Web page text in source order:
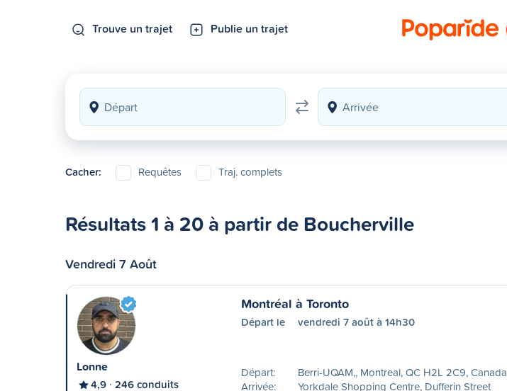
Trouve un trajet Publie un trajet
Cacher: Requêtes Traj. complets
Résultats 1 à 20 à partir de Boucherville
Vendredi 7 Août
Lonne
4,9 246 conduits
Montréal à Toronto
Départ le vendredi 7 août à 14h30
Départ:
Berri-UQAM,, Montreal, QC H2L 2C9, Canada
Arrivée:
Yorkdale Shopping Centre, Dufferin Street